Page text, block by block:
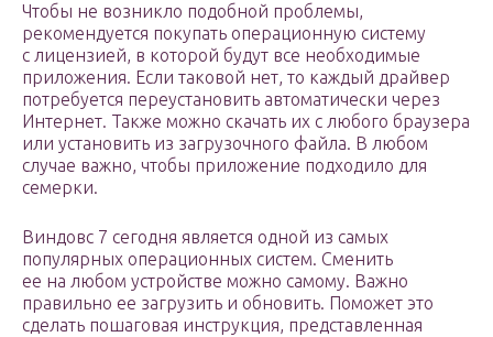
Чтобы не возникло подобной проблемы,
рекомендуется покупать операционную систему
с лицензией, в которой будут все необходимые
приложения. Если таковой нет, то каждый драйвер
потребуется переустановить автоматически через
Интернет. Также можно скачать их с любого браузера
или установить из загрузочного файла. В любом
случае важно, чтобы приложение подходило для
семерки.
Виндовс 7 сегодня является одной из самых
популярных операционных систем. Сменить
ее на любом устройстве можно самому. Важно
правильно ее загрузить и обновить. Поможет это
сделать пошаговая инструкция, представленная